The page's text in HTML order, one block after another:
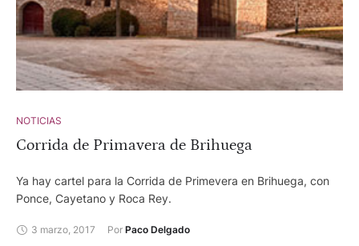
NOTICIAS
Corrida de Primavera de Brihuega
Ya hay cartel para la Corrida de Primevera en Brihuega, con
Ponce, Cayetano y Roca Rey.
3 marzo, 2017 Por Paco Delgado